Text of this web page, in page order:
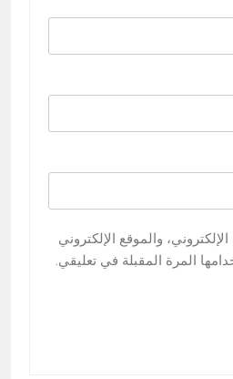
والموقع الإلكتروني
المرة المقبلة في تعليقي.